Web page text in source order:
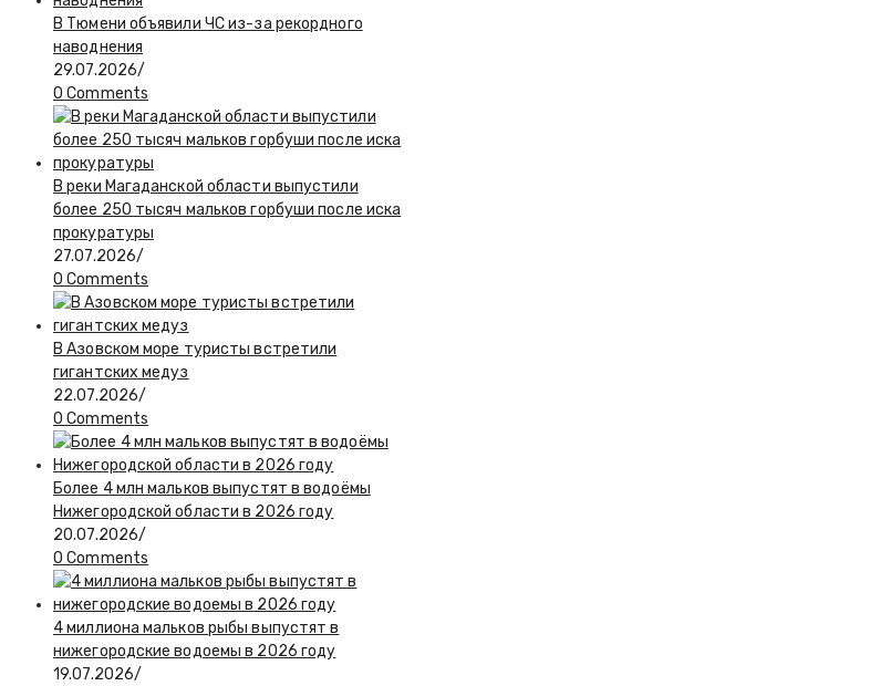
В Тюмени объявили ЧС из-за рекордного
наводнения
29.07.2026/
0 Comments
В реки Магаданской области выпустили
более 250 тысяч мальков горбуши после иска
прокуратуры
27.07.2026/
0 Comments
В Азовском море туристы встретили
гигантских медуз
22.07.2026/
0 Comments
Более 4 млн мальков выпустят в водоёмы
Нижегородской области в 2026 году
20.07.2026/
0 Comments
4 миллиона мальков рыбы выпустят в
нижегородские водоемы в 2026 году
19.07.2026/